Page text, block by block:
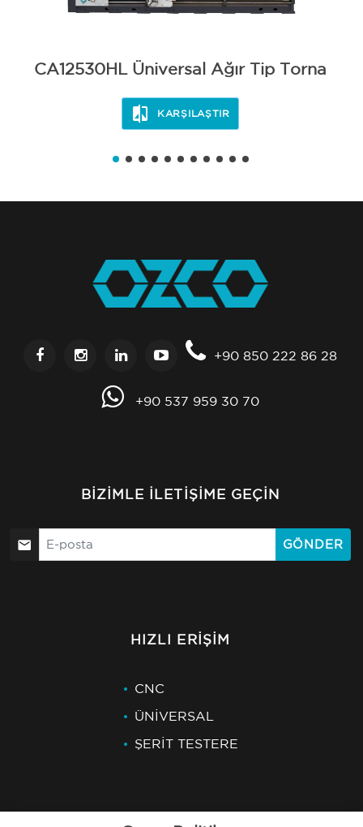
CA12530HL Üniversal Ağır Tip Torna
KARŞILAŞTIR
+90 850 222 86 28
+90 537 959 30 70
BIZIMLE İLETIŞIME GEÇIN
GÖNDER
HIZLI ERIŞIM
CNC
ÜNİVERSAL
ŞERİT TESTERE